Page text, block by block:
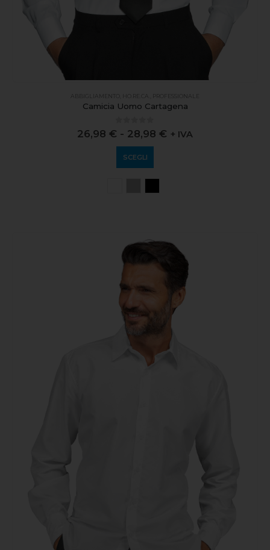
ABBIGLIAMENTO HO.RE.CA. PROFESSIONALE
Camicia Uomo Cartagena
0 out of 5
26,98 € - 28,98 € + IVA
SCEGLI